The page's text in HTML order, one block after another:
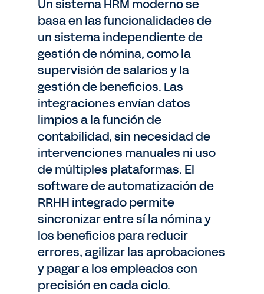
Un sistema HRM moderno se
basa en las funcionalidades de
un sistema independiente de
gestión de nómina, como la
supervisión de salarios y la
gestión de beneficios. Las
integraciones envían datos
limpios a la función de
contabilidad, sin necesidad de
intervenciones manuales ni uso
de múltiples plataformas. El
software de automatización de
RRHH integrado permite
sincronizar entre sí la nómina y
los beneficios para reducir
errores, agilizar las aprobaciones
y pagar a los empleados con
precisión en cada ciclo.